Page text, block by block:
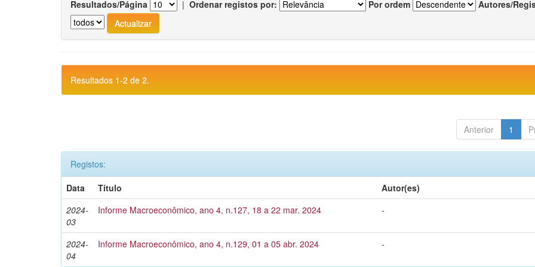
Resultados/Página | Ordenar registos por: Por ordem Autores/
Resultados 1-2 de 2.
Anterior 1
Registos:
Data
Título
Autor(es)
2024-
03
Informe Macroeconômico, ano 4, n.127, 18 a 22 mar. 2024 -
2024-
04
Informe Macroeconômico, ano 4, n.129, 01 a 05 abr. 2024 -